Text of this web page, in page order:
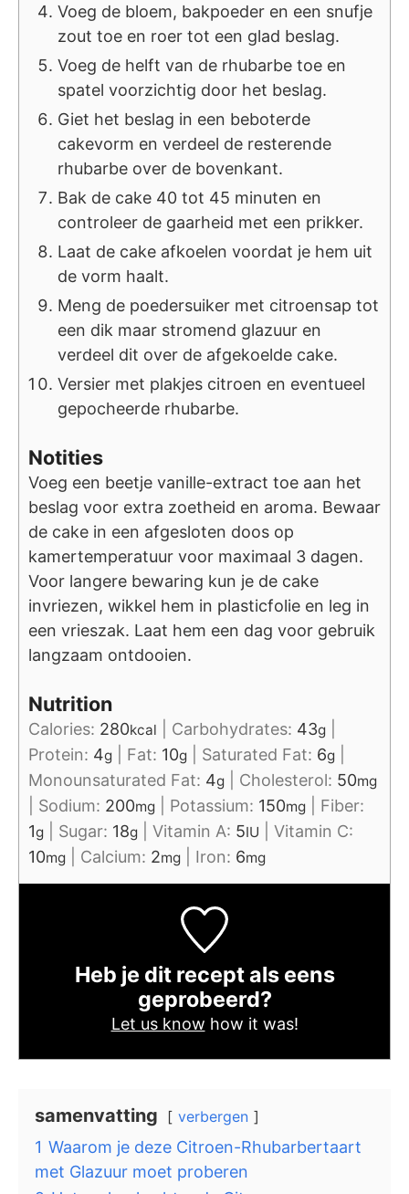
Voeg de bloem, bakpoeder en een snufje
zout toe en roer tot een glad beslag.
Voeg de helft van de rhubarbe toe en
spatel voorzichtig door het beslag.
Giet het beslag in een beboterde
cakevorm en verdeel de resterende
rhubarbe over de bovenkant.
Bak de cake 40 tot 45 minuten en
controleer de gaarheid met een prikker.
Laat de cake afkoelen voordat je hem uit
de vorm haalt.
Meng de poedersuiker met citroensap tot
een dik maar stromend glazuur en
verdeel dit over de afgekoelde cake.
Versier met plakjes citroen en eventueel
gepocheerde rhubarbe.
Notities
Voeg een beetje vanille-extract toe aan het
beslag voor extra zoetheid en aroma. Bewaar
de cake in een afgesloten doos op
kamertemperatuur voor maximaal 3 dagen.
Voor langere bewaring kun je de cake
invriezen, wikkel hem in plasticfolie en leg in
een vrieszak. Laat hem een dag voor gebruik
langzaam ontdooien.
Nutrition
Calories: 280kcal Carbohydrates: 43g
Protein: 4g Fat: 10g Saturated Fat: 6g
Monounsaturated Fat: 4g Cholesterol: 50mg
Sodium: 200mg Potassium: 150mg
Fiber:
1g Sugar: 18g Vitamin A: 5IU
Vitamin C:
10mg Calcium: 2mg Iron: 6mg
Heb je dit recept als eens
geprobeerd?
Let us know how it was!
samenvatting verbergen
1 Waarom je deze Citroen-Rhubarbertaart
met Glazuur moet proberen